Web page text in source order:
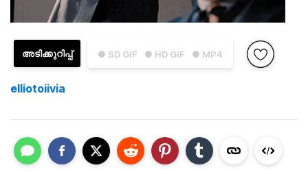
● SD GIF ● HD GIF ● MP4
അടിക്കുറിപ്പ്
elliotoiivia